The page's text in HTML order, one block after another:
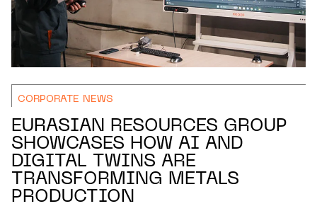
CORPORATE NEWS
EURASIAN RESOURCES GROUP
SHOWCASES HOW AI AND
DIGITAL TWINS ARE
TRANSFORMING METALS
PRODUCTION